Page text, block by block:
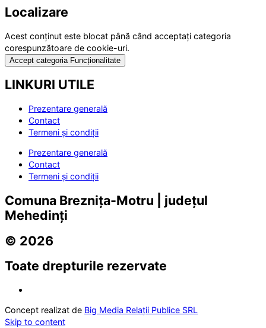
Localizare
Acest conținut este blocat până când acceptați categoria
corespunzătoare de cookie-uri.
Accept categoria Funcționalitate
LINKURI UTILE
Prezentare generală
Contact
Termeni și condiții
Prezentare generală
Contact
Termeni și condiții
Comuna Breznița-Motru | județul
Mehedinți
© 2026
Toate drepturile rezervate
Concept realizat de Big Media Relații Publice SRL
Skip to content